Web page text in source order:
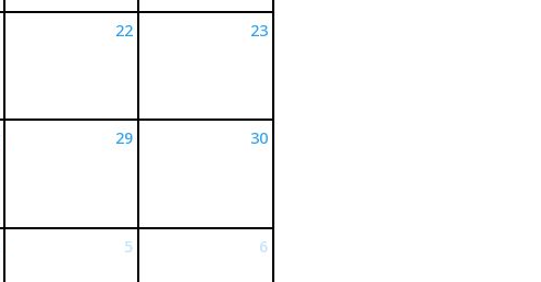
22 23
29 30
5 6